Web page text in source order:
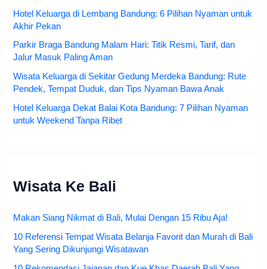
Hotel Keluarga di Lembang Bandung: 6 Pilihan Nyaman untuk
Akhir Pekan
Parkir Braga Bandung Malam Hari: Titik Resmi, Tarif, dan
Jalur Masuk Paling Aman
Wisata Keluarga di Sekitar Gedung Merdeka Bandung: Rute
Pendek, Tempat Duduk, dan Tips Nyaman Bawa Anak
Hotel Keluarga Dekat Balai Kota Bandung: 7 Pilihan Nyaman
untuk Weekend Tanpa Ribet
Wisata Ke Bali
Makan Siang Nikmat di Bali, Mulai Dengan 15 Ribu Aja!
10 Referensi Tempat Wisata Belanja Favorit dan Murah di Bali
Yang Sering Dikunjungi Wisatawan